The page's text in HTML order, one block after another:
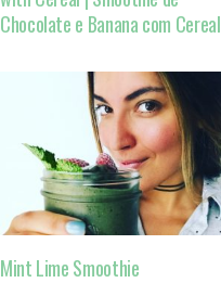
Chocolate e Banana com Cereal
Mint Lime Smoothie